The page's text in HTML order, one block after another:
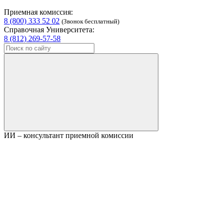
Приемная комиссия:
8 (800) 333 52 02 (Звонок бесплатный)
Справочная Университета:
8 (812) 269-57-58
ИИ – консультант приемной комиссии